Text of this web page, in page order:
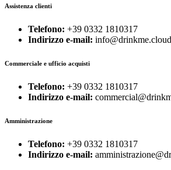
Assistenza clienti
Telefono: +39 0332 1810317
Indirizzo e-mail: info@drinkme.cloud
Commerciale e ufficio acquisti
Telefono: +39 0332 1810317
Indirizzo e-mail:
Amministrazione
Telefono: +39 0332 1810317
Indirizzo e-mail: